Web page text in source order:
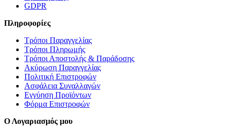
GDPR
Πληροφορίες
Τρόποι Παραγγελίας
Τρόποι Πληρωμής
Τρόποι Αποστολής & Παράδοσης
Ακύρωση Παραγγελίας
Πολιτική Επιστροφών
Ασφάλεια Συναλλαγών
Εγγύηση Προϊόντων
Φόρμα Επιστροφών
Ο Λογαριασμός μου